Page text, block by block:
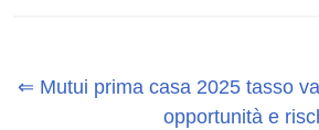
⇐ Mutui prima casa 2025 tasso
opportunità e